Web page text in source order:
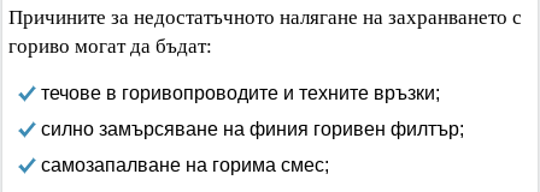
Причините за недостатъчното налягане на захранването с
гориво могат да бъдат:
течове в горивопроводите и техните връзки;
силно замърсяване на финия горивен филтър;
самозапалване на горима смес;